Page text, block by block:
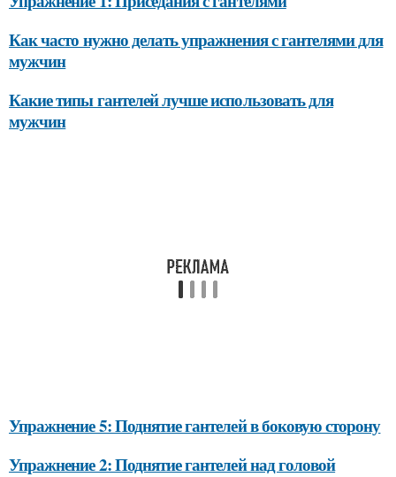
Как часто нужно делать упражнения с гантелями для
мужчин
Какие типы гантелей лучше использовать для
мужчин
Упражнение 5: Поднятие гантелей в боковую сторону
Упражнение 2: Поднятие гантелей над головой